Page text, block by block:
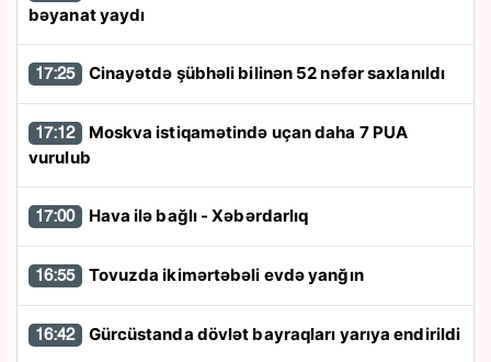
bəyanat yaydı
17:25 Cinayətdə şübhəli bilinən 52 nəfər saxlanıldı
17:12
vurulub
17:00 Hava ilə bağlı - Xəbərdarlıq
16:55 Tovuzda ikimərtəbəli evdə yanğın
16:42 Gürcüstanda dövlət bayraqları yarıya endirildi